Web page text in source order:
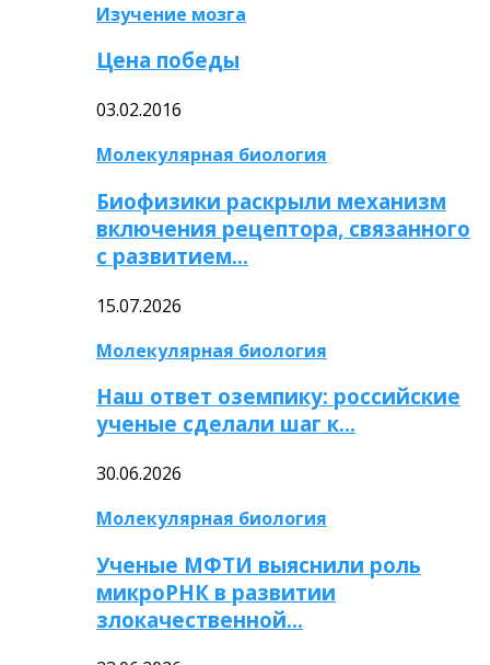
Изучение мозга
Цена победы
03.02.2016
Молекулярная биология
Биофизики раскрыли механизм
включения рецептора, связанного
с развитием…
15.07.2026
Молекулярная биология
Наш ответ оземпику: российские
ученые сделали шаг к…
30.06.2026
Молекулярная биология
Ученые МФТИ выяснили роль
микроРНК в развитии
злокачественной…